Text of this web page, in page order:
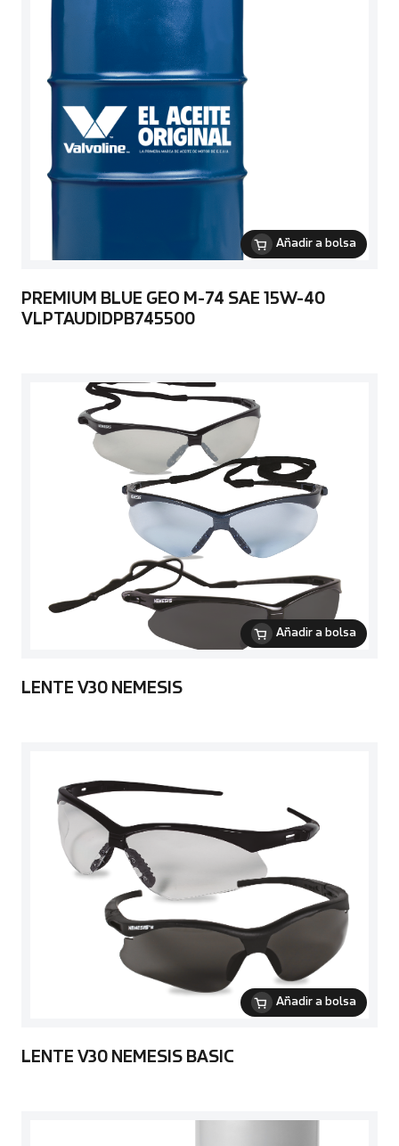
Añadir a bolsa
PREMIUM BLUE GEO M-74 SAE 15W-40
VLPTAUDIDPB745500
Añadir a bolsa
LENTE V30 NEMESIS
Añadir a bolsa
LENTE V30 NEMESIS BASIC